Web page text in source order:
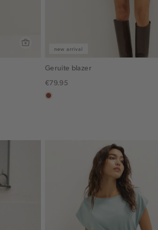
new arrival
Geruite blazer
€79.95
bruin